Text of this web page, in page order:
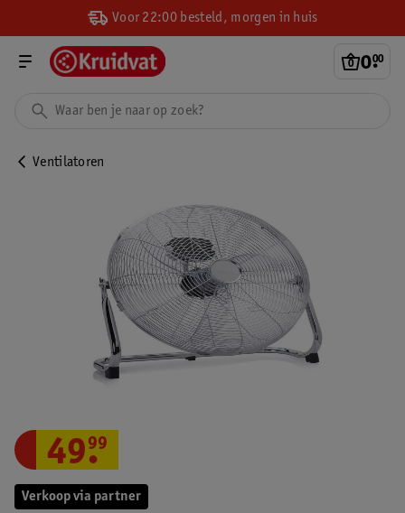
Voor 22:00 besteld, morgen in huis
0.
00
Ventilatoren
Verkoop via partner
49.
99